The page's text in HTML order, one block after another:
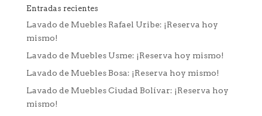
Entradas recientes
Lavado de Muebles Rafael Uribe: ¡Reserva hoy
mismo!
Lavado de Muebles Usme: ¡Reserva hoy mismo!
Lavado de Muebles Bosa: ¡Reserva hoy mismo!
Lavado de Muebles Ciudad Bolívar: ¡Reserva hoy
mismo!